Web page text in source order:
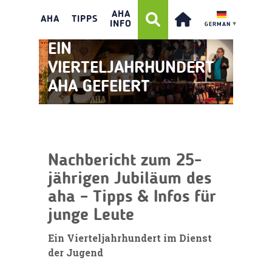
AHA TIPPS
AHA
INFO
GERMAN ▼
EIN
VIERTELJAHRHUNDERT
AHA GEFEIERT
Nachbericht zum 25-
jährigen Jubiläum des
aha – Tipps & Infos für
junge Leute
Ein Vierteljahrhundert im Dienst
der Jugend